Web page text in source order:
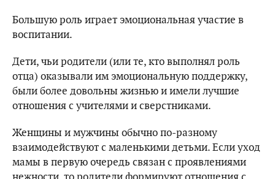
Большую роль играет эмоциональная участие в
воспитании.
Дети, чьи родители (или те, кто выполнял роль
отца) оказывали им эмоциональную поддержку,
были более довольны жизнью и имели лучшие
отношения с учителями и сверстниками.
Женщины и мужчины обычно по-разному
взаимодействуют с маленькими детьми. Если уход
мамы в первую очередь связан с проявлениями
нежности, то родители формируют отношения с